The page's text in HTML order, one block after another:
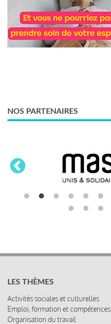
NOS PARTENAIRES
LES THÈMES
Activités sociales et culturelles
Emploi, formation et compétences
Organisation du travail